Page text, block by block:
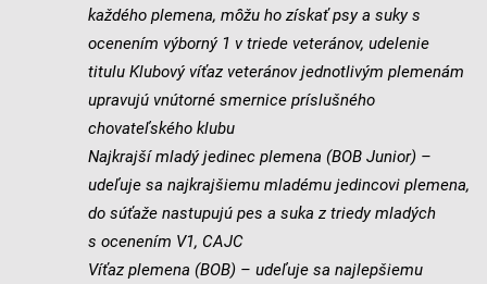
každého plemena, môžu ho získať psy a suky s
ocenením výborný 1 v triede veteránov, udelenie
titulu Klubový víťaz veteránov jednotlivým plemenám
upravujú vnútorné smernice príslušného
chovateľského klubu
Najkrajší mladý jedinec plemena (BOB Junior) –
udeľuje sa najkrajšiemu mladému jedincovi plemena,
do súťaže nastupujú pes a suka z triedy mladých
s ocenením V1, CAJC
Víťaz plemena (BOB) – udeľuje sa najlepšiemu